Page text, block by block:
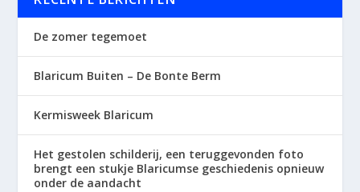
De zomer tegemoet
Blaricum Buiten – De Bonte Berm
Kermisweek Blaricum
Het gestolen schilderij, een teruggevonden foto
brengt een stukje Blaricumse geschiedenis opnieuw
onder de aandacht